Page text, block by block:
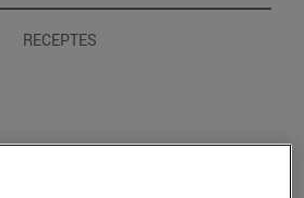
RECEPTES